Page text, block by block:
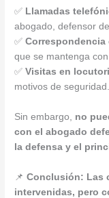
✅ Llamadas
abogado, defensor
✅Correspondencia
que se mantenga
✅Visitas en
motivos de seguridad.
Sin embargo, no
con el abogado
la defensa y el
📌Conclusión: Las
intervenidas, pero